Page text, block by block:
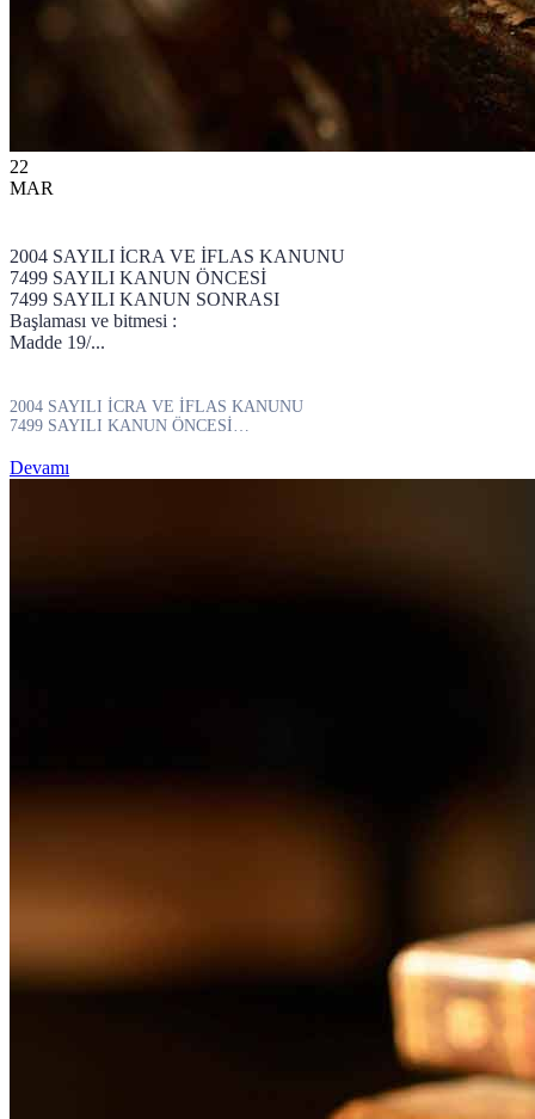
22
MAR
2004 SAYILI İCRA VE İFLAS KANUNU
7499 SAYILI KANUN ÖNCESİ
7499 SAYILI KANUN SONRASI
Başlaması ve bitmesi :
Madde 19/...
2004 SAYILI İCRA VE İFLAS KANUNU
7499 SAYILI KANUN ÖNCESİ
Başlaması ve bitmesi :
Madde 19/...
Devamı